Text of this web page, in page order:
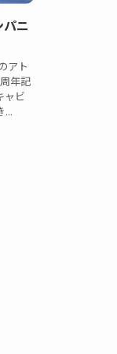
ニ
アト
年記
ャビ
...